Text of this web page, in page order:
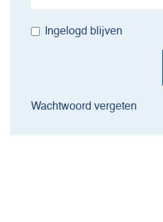
Ingelogd blijven
Wachtwoord vergeten